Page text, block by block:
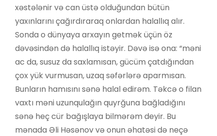
xəstələnir və can üstə olduğundan bütün
yaxınlarını çağırdıraraq onlardan halallıq alır.
Sonda o dünyaya arxayın getmək üçün öz
dəvəsindən də halallıq istəyir. Dəvə isə ona: “məni
ac da, susuz da saxlamısan, gücüm çatdığından
çox yük vurmusan, uzaq səfərlərə aparmısan.
Bunların hamısını sənə halal edirəm. Təkcə o filan
vaxtı məni uzunqulağın quyrğuna bağladığını
sənə heç cür bağışlaya bilmərəm deyir. Bu
mənada Əli Həsənov və onun əhatəsi də neçə